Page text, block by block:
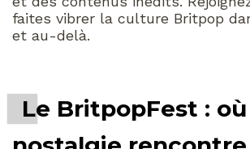
faites vibrer la culture Britpop
et au-delà.
Le BritpopFest :